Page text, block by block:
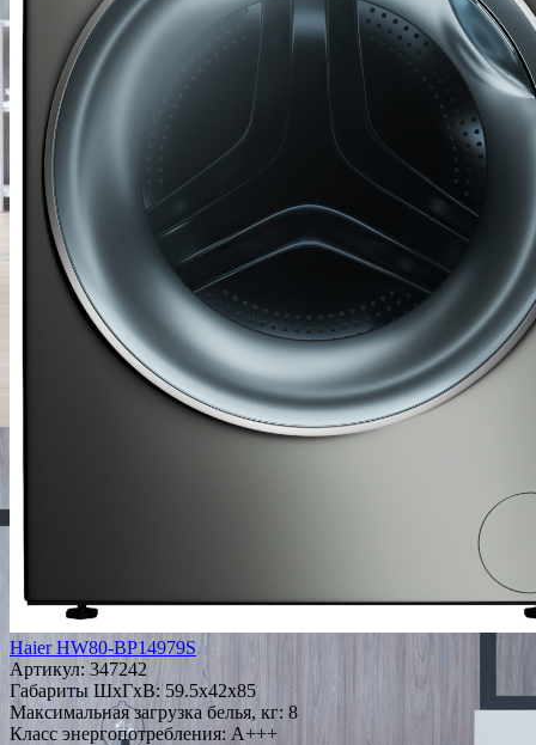
Haier HW80-BP14979S
Артикул: 347242
Габариты ШxГxВ: 59.5x42x85
Максимальная загрузка белья, кг: 8
Класс энергопотребления: A+++